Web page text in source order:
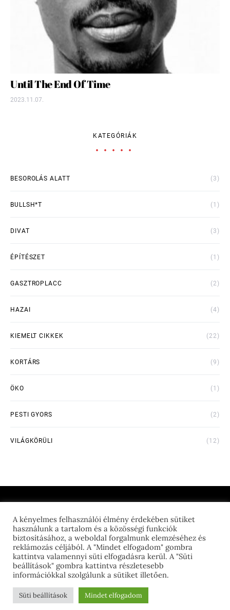
Until The End Of Time
2023.11.07.
KATEGÓRIÁK
BESOROLÁS ALATT (3)
BULLSH*T (1)
DIVAT (3)
ÉPÍTÉSZET (1)
GASZTROPLACC (2)
HAZAI (4)
KIEMELT CIKKEK (22)
KORTÁRS (9)
ÖKO (1)
PESTI GYORS (2)
VILÁGKÖRÜLI (12)
THE FEED GEEK
Süti beállítások
A kényelmes felhasználói élmény érdekében sütiket
használunk a tartalom és a közösségi funkciók
biztosításához, a weboldal forgalmunk elemzéséhez és
reklámozás céljából. A "Mindet elfogadom" gombra
kattintva valamennyi süti elfogadásra kerül. A "Süti
beállítások" gombra kattintva részletesebb
információkkal szolgálunk a sütiket illetően.
Süti beállítások Mindet elfogadom